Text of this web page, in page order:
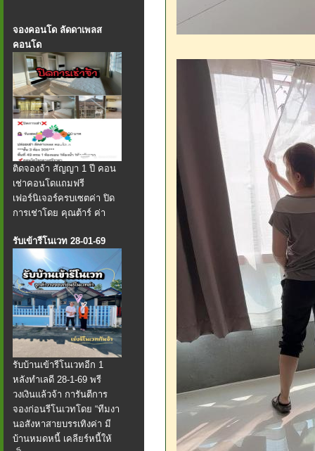
จองคอนโด ลัดดาเพลส
คอนโด
ติดจองจ้า สัญญา 1 ปี คอน
เช่าคอนโดแถมฟรี
เฟอร์นิเจอร์ครบเซตค่า ปิด
การเช่าโดย คุณต้าร์ ค่า
รับเข้ารีโนเวท 28-01-69
รับบ้านเข้ารีโนเวทอีก 1
หลังทำเลดี 28-1-69 พรี
วงเงินแล้วจ้า การันตีการ
จองก่อนรีโนเวทโดย “ทีมงา
นอสังหาสายบรรเทิงค่า มี
บ้านหมดหนี้ เคลียร์หนี้ให้